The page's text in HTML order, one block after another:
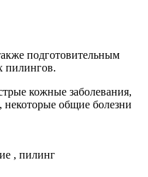
подготовительным
пилингов.
кожные заболевания,
некоторые общие болезни
, пилинг